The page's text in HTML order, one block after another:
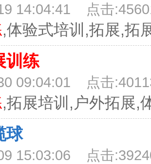
14:04:41 点击
,体验式培训,拓展,拓
训练
09:04:01 点击
,拓展培训,户外拓展,
球
15:03:06 点击